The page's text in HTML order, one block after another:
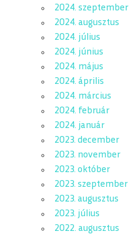
2024. szeptember
2024. augusztus
2024. július
2024. június
2024. május
2024. április
2024. március
2024. február
2024. január
2023. december
2023. november
2023. október
2023. szeptember
2023. augusztus
2023. július
2022. augusztus